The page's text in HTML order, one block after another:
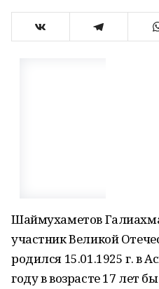
Шаймухаметов
участник Великой
родился 15.01.1925 г. в
году в возрасте 17 лет